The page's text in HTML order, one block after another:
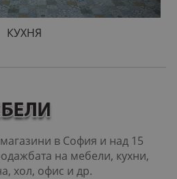
КУХНЯ
в София и над 15
хол, офис и др.